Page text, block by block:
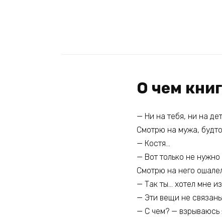
О чем
— Ни на тебя, ни на
Смотрю на мужа,
— Костя…
— Вот только не
Смотрю на него
— Так ты… хотел мне
— Эти вещи не
— С чем? — взрываюсь